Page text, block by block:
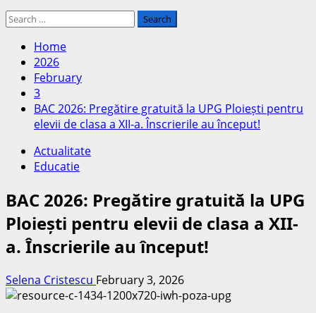
Search
Home
2026
February
3
BAC 2026: Pregătire gratuită la UPG Ploiești pentru
elevii de clasa a XII-a. Înscrierile au început!
Actualitate
Educatie
BAC 2026: Pregătire gratuită la UPG
Ploiești pentru elevii de clasa a XII-
a. Înscrierile au început!
Selena Cristescu February 3, 2026